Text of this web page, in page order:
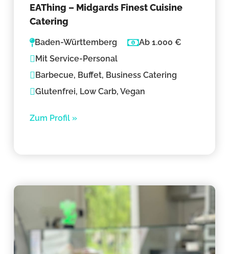
EAThing – Midgards Finest Cuisine
Catering
Baden-Württemberg
Ab 1.000 €
Mit Service-Personal
Barbecue, Buffet, Business Catering
Glutenfrei, Low Carb, Vegan
Zum Profil »